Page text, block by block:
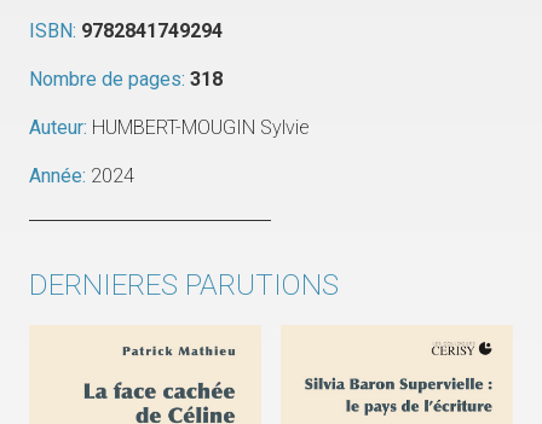
ISBN: 9782841749294
Nombre de pages: 318
Auteur: HUMBERT-MOUGIN Sylvie
Année: 2024
DERNIERES PARUTIONS